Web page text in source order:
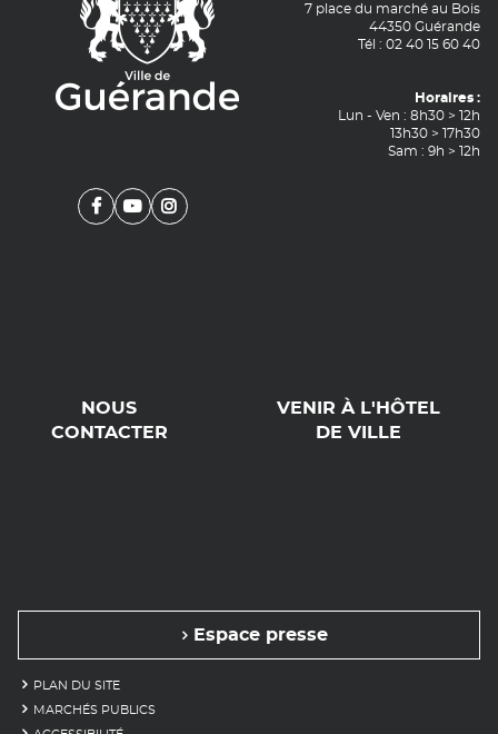
7 place du marché au Bois
44350 Guérande
Tél : 02 40 15 60 40
Horaires :
Lun - Ven : 8h30 > 12h
13h30 > 17h30
Sam : 9h > 12h
NOUS
CONTACTER
VENIR À L'HÔTEL
DE VILLE
Espace presse
PLAN DU SITE
MARCHÉS PUBLICS